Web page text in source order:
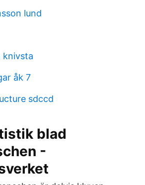
lund
knivsta
åk 7
sdccd
blad
-